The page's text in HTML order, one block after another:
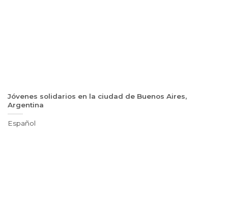
Jóvenes solidarios en la ciudad de Buenos Aires,
Argentina
Español